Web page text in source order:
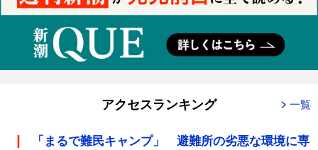
アクセスランキング 一覧
「まるで難民キャンプ」 避難所の劣悪な環境に専